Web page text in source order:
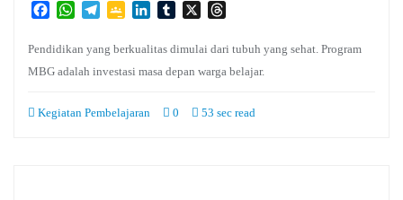
FacebookWhatsApp
TelegramGoogleLinkedInTumblr
X
Pendidikan yang berkualitas dimulai dari tubuh yang sehat. Program
MBG adalah investasi masa depan warga belajar.
Kegiatan Pembelajaran 0 53 sec read